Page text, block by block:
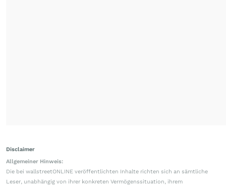
Disclaimer
Allgemeiner Hinweis:
Die bei wallstreetONLINE veröffentlichten Inhalte richten sich an sämtliche
Leser, unabhängig von ihrer konkreten Vermögenssituation, ihrem